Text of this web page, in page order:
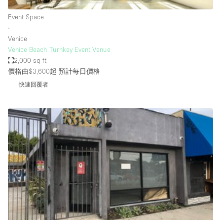
Art Gallery
Booth / Kiosk / Stand
Boutique / Shop
Conference Room
Container
Creative Space
Event Space
Fair / Festival
Event Space
∙
Venice
Venice Beach Turnkey Event Venue
2,000 sq ft
價格由$3,600起 預計每日價格
快速回覆者